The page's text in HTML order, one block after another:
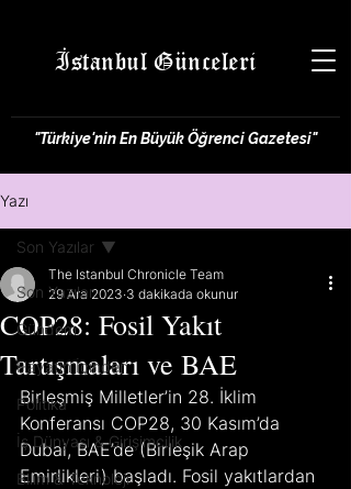
İstanbul Günceleri
"Türkiye'nin En Büyük Öğrenci Gazetesi"
Yazı
Son Yazılar
Gündem
Hayatın İçinden
Politika
İş Dünyası & Girişimcilik
Bilim & Teknoloji
Son Yazılar
COP28: Fosil Yakıt
Tartışmaları ve BAE
The Istanbul Chronicle Team
29 Ara 2023 3 dakikada okunur
Birleşmiş Milletler’in 28. İklim
Konferansı COP28, 30 Kasım’da
Dubai, BAE’de (Birleşik Arap
Emirlikleri) başladı. Fosil yakıtlardan